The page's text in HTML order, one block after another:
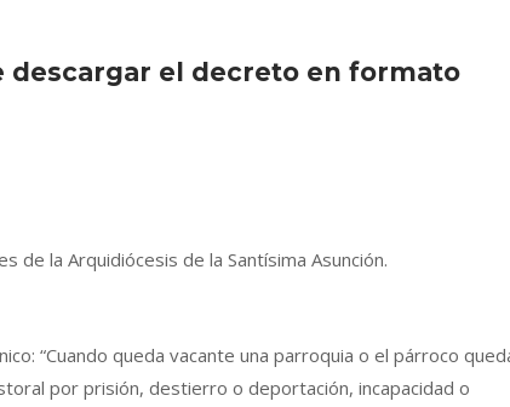
descargar el decreto en formato
de la Arquidiócesis de la Santísima Asunción.
“Cuando queda vacante una parroquia o el párroco
por prisión, destierro o deportación, incapacidad o